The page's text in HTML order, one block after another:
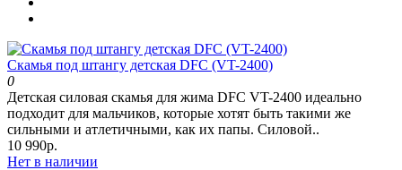
Скамья под штангу детская DFC (VT-2400)
0
Детская силовая скамья для жима DFC VT-2400 идеально
подходит для мальчиков, которые хотят быть такими же
сильными и атлетичными, как их папы. Силовой..
10 990р.
Нет в наличии